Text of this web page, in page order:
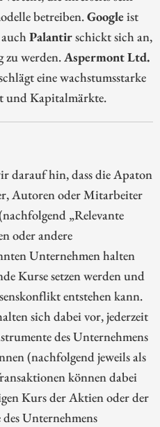
betreiben.Googleist
Palantirschickt sich an,
zu werden.Aspermont Ltd.
eine wachstumsstarke
und Kapitalmärkte.
darauf hin, dass die Apaton
Autoren oder Mitarbeiter
„Relevante
oder andere
Unternehmen halten
Kurse setzen werden und
entstehen kann.
sich dabei vor, jederzeit
des Unternehmens
(nachfolgend jeweils als
können dabei
Kurs der Aktien oder der
Unternehmens